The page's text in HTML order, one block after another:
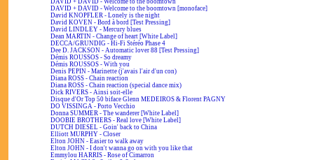
DAVID + DAVID - Welcome to the boomtown
DAVID + DAVID - Welcome to the boomtown [monoface]
David KNOPFLER - Lonely is the night
David KOVEN - Bord à bord [Test Pressing]
David LINDLEY - Mercury blues
Dean MARTIN - Change of heart [White Label]
DECCA/GRUNDIG - Hi-Fi Stéréo Phase 4
Dee D. JACKSON - Automatic lover 88 [Test Pressing]
Démis ROUSSOS - So dreamy
Démis ROUSSOS - With you
Denis PEPIN - Marinette (j'avais l'air d'un con)
Diana ROSS - Chain reaction
Diana ROSS - Chain reaction (special dance mix)
Dick RIVERS - Ainsi soit-elle
Disque d'Or Top 50 biface Glenn MEDEIROS & Florent PAGNY
DO VISSINGA - Porto Vecchio
Donna SUMMER - The wanderer [White Label]
DOOBIE BROTHERS - Real love [White Label]
DUTCH DIESEL - Goin' back to China
Elliott MURPHY - Closer
Elton JOHN - Easier to walk away
Elton JOHN - I don't wanna go on with you like that
Emmylou HARRIS - Rose of Cimarron